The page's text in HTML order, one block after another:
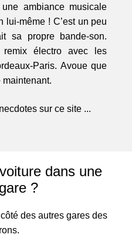
ambiance musicale
lui-même ! C’est un peu
sa propre bande-son.
électro avec les
Paris. Avoue que
maintenant.
sur ce site ...
dans une
?
des autres gares des